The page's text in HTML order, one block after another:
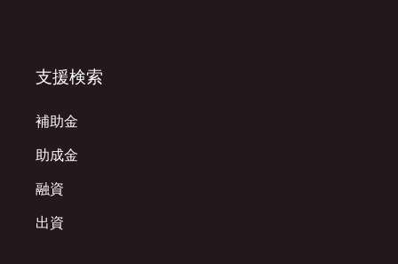
支援検索
補助金
助成金
融資
出資